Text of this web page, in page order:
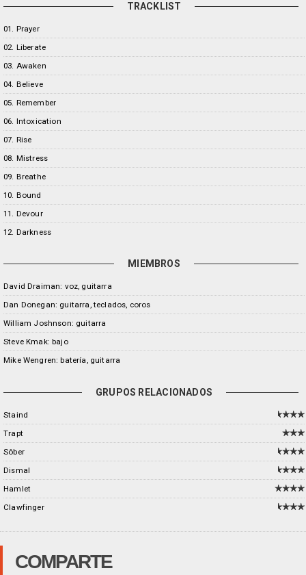
TRACKLIST
01. Prayer
02. Liberate
03. Awaken
04. Believe
05. Remember
06. Intoxication
07. Rise
08. Mistress
09. Breathe
10. Bound
11. Devour
12. Darkness
MIEMBROS
David Draiman: voz, guitarra
Dan Donegan: guitarra, teclados, coros
William Joshnson: guitarra
Steve Kmak: bajo
Mike Wengren: batería, guitarra
GRUPOS RELACIONADOS
Staind
Trapt
Sôber
Dismal
Hamlet
Clawfinger
COMPARTE